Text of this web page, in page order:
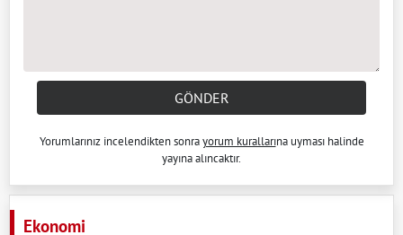
GÖNDER
Yorumlarınız incelendikten sonrayorum kurallarına uyması halinde
yayına alıncaktır.
Ekonomi